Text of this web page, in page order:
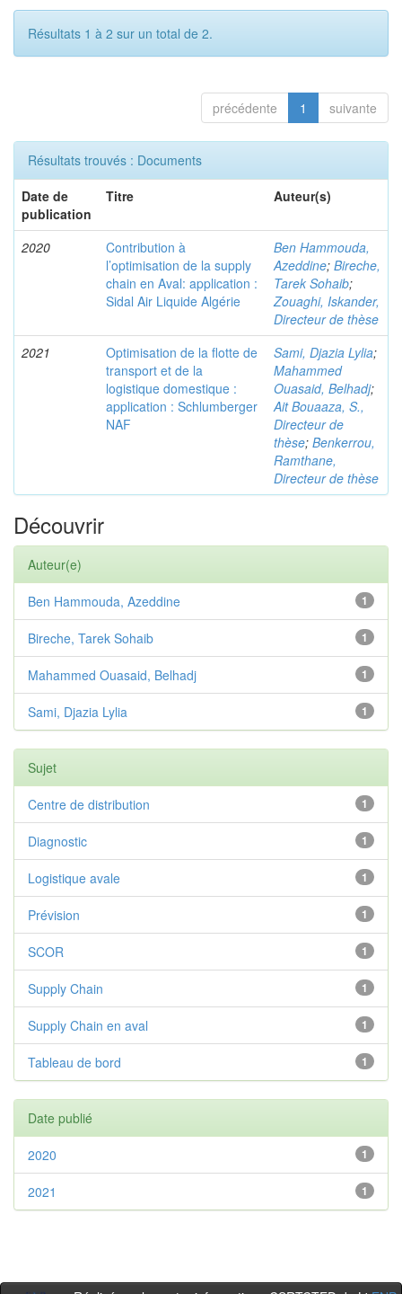
Résultats 1 à 2 sur un total de 2.
précédente 1 suivante
Résultats trouvés : Documents
Date de
publication
Titre Auteur(s)
2020
Contribution à
l’optimisation de la supply
chain en Aval: application :
Sidal Air Liquide Algérie
Ben Hammouda,
Azeddine; Bireche,
Tarek Sohaib;
Zouaghi, Iskander,
Directeur de thèse
2021
Optimisation de la flotte de
transport et de la
logistique domestique :
application : Schlumberger
NAF
Sami, Djazia Lylia;
Mahammed
Ouasaid, Belhadj;
Ait Bouaaza, S.,
Directeur de
thèse; Benkerrou,
Ramthane,
Directeur de thèse
Découvrir
Auteur(e)
1
Ben Hammouda, Azeddine
1
Bireche, Tarek Sohaib
1
Mahammed Ouasaid, Belhadj
1
Sami, Djazia Lylia
Sujet
1
Centre de distribution
1
Diagnostic
1
Logistique avale
1
Prévision
1
SCOR
1
Supply Chain
1
Supply Chain en aval
1
Tableau de bord
Date publié
1
2020
1
2021